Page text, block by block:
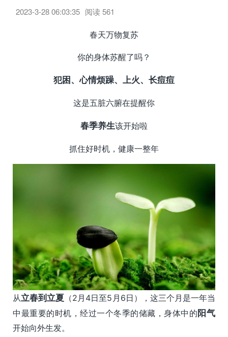
2023-3-28 06:03:35 阅读561
春天万物复苏
你的身体苏醒了吗？
犯困、心情烦躁、上火、长痘痘
这是五脏六腑在提醒你
春季养生该开始啦
抓住好时机，健康一整年
从立春到立夏 （2月4日至5月6日），这三个月是一年当
中最重要的时机，经过一个冬季的储藏，身体中的 阳气
开始向外生发。